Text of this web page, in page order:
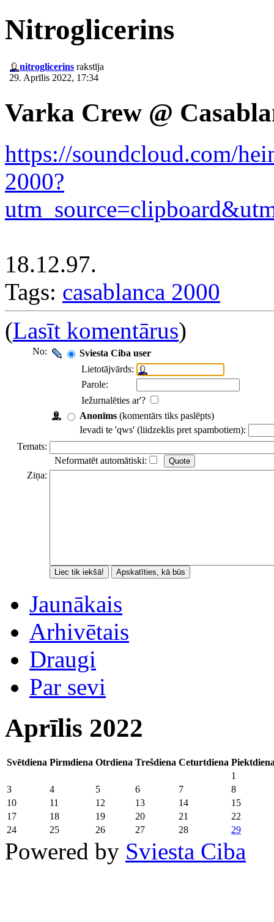
Nitroglicerins
nitroglicerins rakstīja
29. Aprīlis 2022, 17:34
Varka Crew @
https://soundcloud.com/
2000?
18.12.97.
Tags: casablanca 2000
(Lasīt komentārus)
No:
Sviesta Ciba user
Lietotājvārds:
Parole:
Iežurnalēties ar'?
Anonīms (komentārs tiks paslēpts)
Ievadi te 'qws' (liidzeklis pret spambotiem):
Temats:
Neformatēt automātiski:
Ziņa:
Jaunākais
Arhivētais
Draugi
Par sevi
Aprīlis 2022
Svētdiena Pirmdiena Otrdiena Trešdiena Ceturtdiena
1
3
4 5 6 7
8
10
11 12 13 14
15
17
18 19 20 21
22
24
25 26 27 28 29
Powered by Sviesta Ciba